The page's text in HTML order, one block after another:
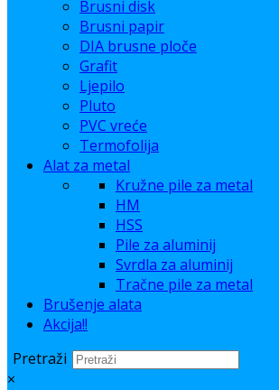
Brusni disk
Brusni papir
DIA brusne ploče
Grafit
Ljepilo
Pluto
PVC vreće
Termofolija
Alat za metal
Kružne pile za metal
HM
HSS
Pile za aluminij
Svrdla za aluminij
Tračne pile za metal
Brušenje alata
Akcija!!
Pretraži
×